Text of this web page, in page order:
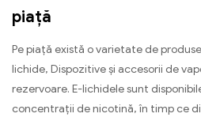
piață
Pe piață există o varietate de
lichide, Dispozitive și accesorii de
rezervoare. E-lichidele sunt
concentrații de nicotină, în timp ce